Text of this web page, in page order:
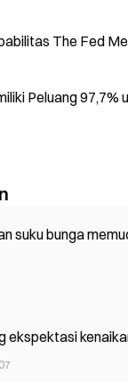
The Fed
Peluang 97,7%
suku bunga
ekspektasi